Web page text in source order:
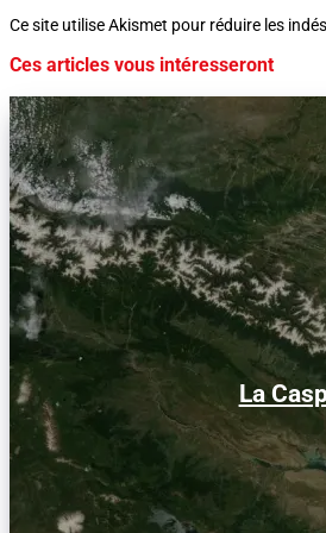
Ce site utilise Akismet pour réduire les
Ces articles vous intéresseront
La